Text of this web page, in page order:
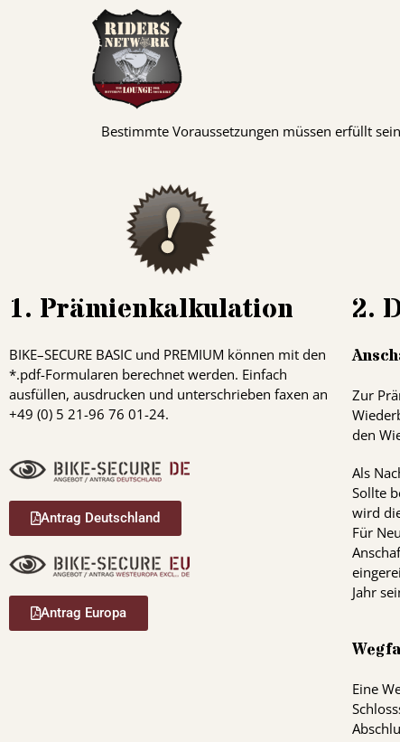
SO GEHT´S
Bestimmte Voraussetzungen müssen erfüllt
1. Prämienkalkulation
BIKE–SECURE BASIC und PREMIUM können mit den
*.pdf-Formularen berechnet werden. Einfach
ausfüllen, ausdrucken und unterschrieben faxen an
+49 (0) 5 21-96 76 01-24.
Antrag Deutschland
Antrag Europa
2.
Zur
den
Als
Sollte
wird
Für
Jahr
Eine